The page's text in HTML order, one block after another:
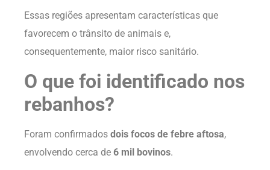
Essas regiões apresentam características que
favorecem o trânsito de animais e,
consequentemente, maior risco sanitário.
O que foi identificado nos
rebanhos?
Foram confirmados dois focos de febre aftosa,
envolvendo cerca de 6 mil bovinos.